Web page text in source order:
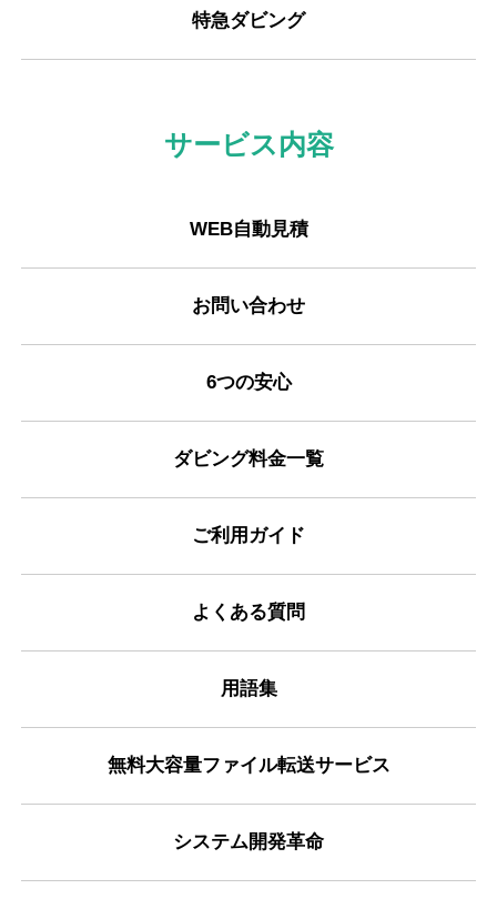
特急ダビング
サービス内容
WEB自動見積
お問い合わせ
6つの安心
ダビング料金一覧
ご利用ガイド
よくある質問
用語集
無料大容量ファイル転送サービス
システム開発革命